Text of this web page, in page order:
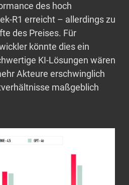
des hoch
R1 erreicht – allerdings zu
des Preises. Für
könnte dies ein
KI-Lösungen wären
Akteure erschwinglich
maßgeblich